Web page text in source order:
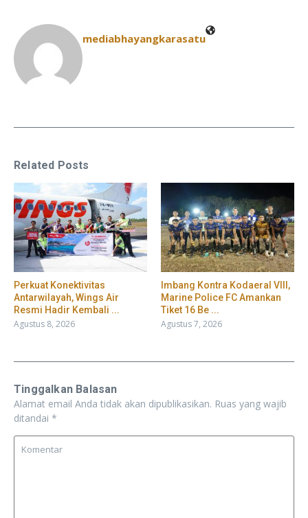
mediabhayangkarasatu
Related Posts
Perkuat Konektivitas
Antarwilayah, Wings Air
Resmi Hadir Kembali ...
Agustus 8, 2026
Imbang Kontra Kodaeral VIII,
Marine Police FC Amankan
Tiket 16 Be ...
Agustus 7, 2026
Tinggalkan Balasan
Alamat email Anda tidak akan dipublikasikan. Ruas yang wajib
ditandai *